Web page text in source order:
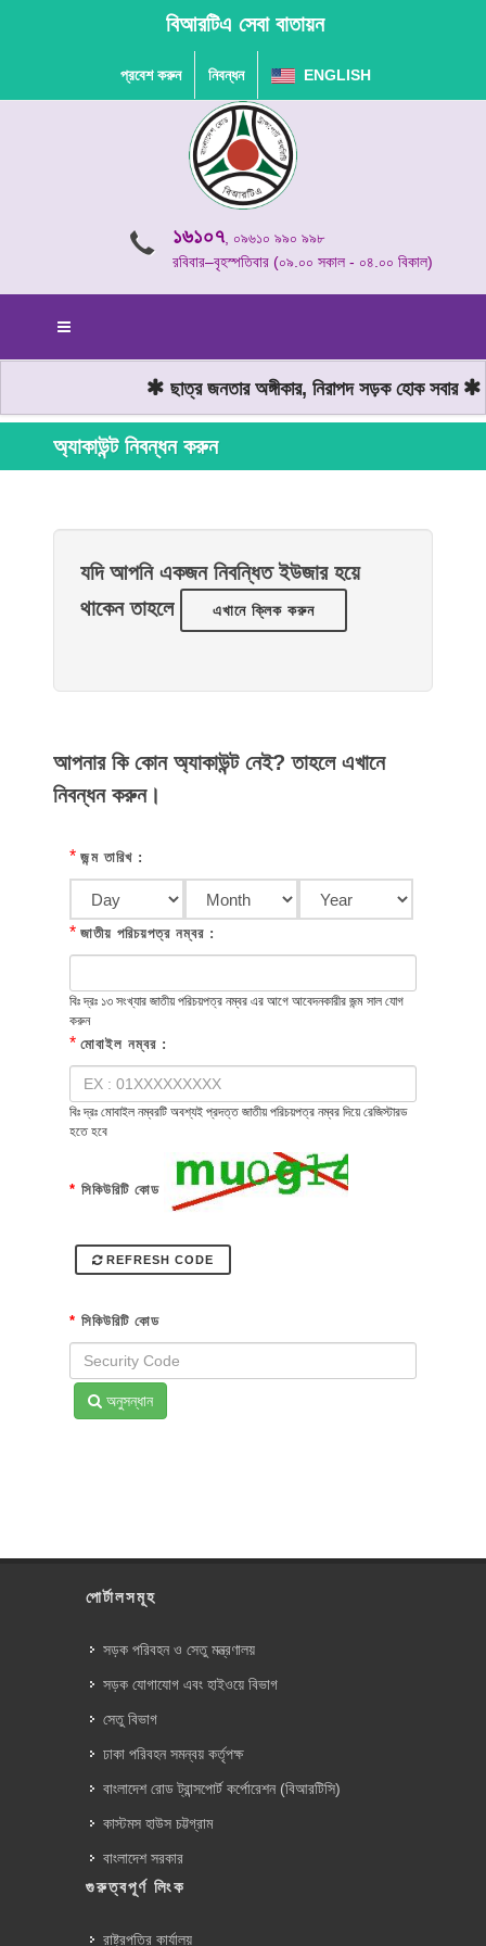
বিআরটিএ সেবা বাতায়ন
প্রবেশ করুন নিবন্ধন ENGLISH
১৬১০৭, ০৯৬১০ ৯৯০ ৯৯৮
রবিবার–বৃহস্পতিবার (০৯.০০ সকাল - ০৪.০০ বিকাল)
ছাত্র জনতার অঙ্গীকার, নিরাপদ সড়ক হোক সবার
অ্যাকাউন্ট নিবন্ধন করুন
যদি আপনি একজন নিবন্ধিত ইউজার হয়ে
থাকেন তাহলে
এখানে ক্লিক করুন
আপনার কি কোন অ্যাকাউন্ট নেই? তাহলে এখানে
নিবন্ধন করুন।
* জন্ম তারিখ :
* জাতীয় পরিচয়পত্র নম্বর :
বিঃ দ্রঃ ১৩ সংখ্যার জাতীয় পরিচয়পত্র নম্বর এর আগে আবেদনকারীর জন্ম সাল যোগ
করুন
* মোবাইল নম্বর :
বিঃ দ্রঃ মোবাইল নম্বরটি অবশ্যই প্রদত্ত জাতীয় পরিচয়পত্র নম্বর দিয়ে রেজিস্টারড
হতে হবে
* সিকিউরিটি কোড
REFRESH CODE
* সিকিউরিটি কোড
অনুসন্ধান
পোর্টালসমূহ
সড়ক পরিবহন ও সেতু মন্ত্রণালয়
সড়ক যোগাযোগ এবং হাইওয়ে বিভাগ
সেতু বিভাগ
ঢাকা পরিবহন সমন্বয় কর্তৃপক্ষ
বাংলাদেশ রোড ট্রান্সপোর্ট কর্পোরেশন (বিআরটিসি)
কাস্টমস হাউস চট্টগ্রাম
বাংলাদেশ সরকার
গুরুত্বপূর্ণ লিংক
রাষ্ট্রপতির কার্যালয়